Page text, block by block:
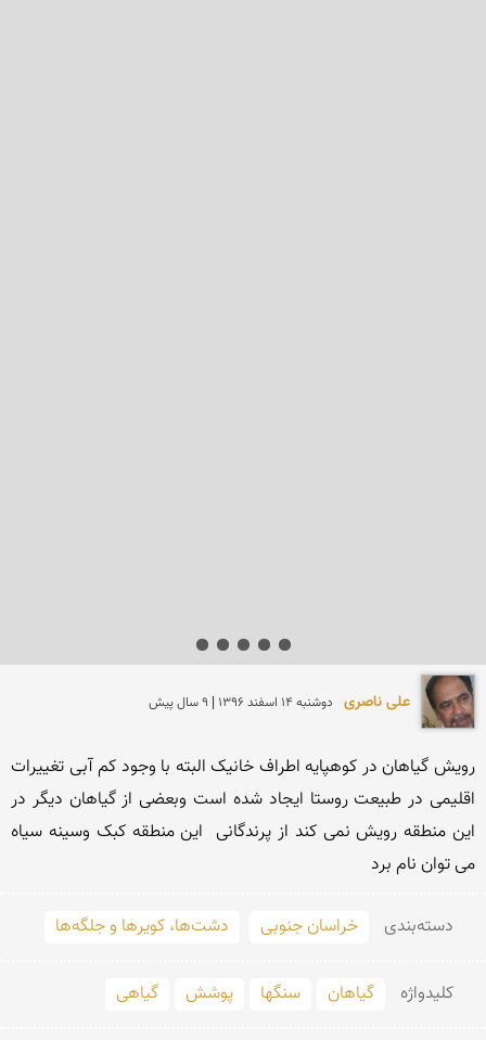
علی ناصری دوشنبه 14 اسفند 1396 | 9 سال پیش
می توان نام برد
دسته‌بندی خراسان جنوبی دشت‌ها، کویرها و جلگه‌ها
کلید‌واژه گیاهان سنگها پوشش گیاهی